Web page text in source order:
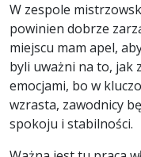
W zespole
powinien dobrze
miejscu mam apel,
byli uważni na to, jak
emocjami, bo w
wzrasta, zawodnicy
spokoju i stabilności.